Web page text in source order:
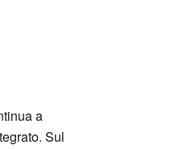
a
Sul